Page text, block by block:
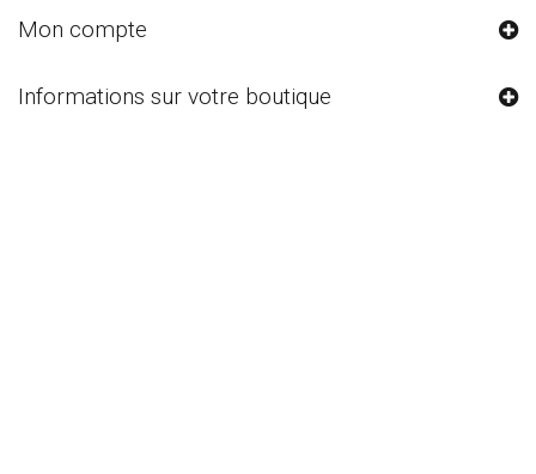
Mon compte
Informations sur votre boutique